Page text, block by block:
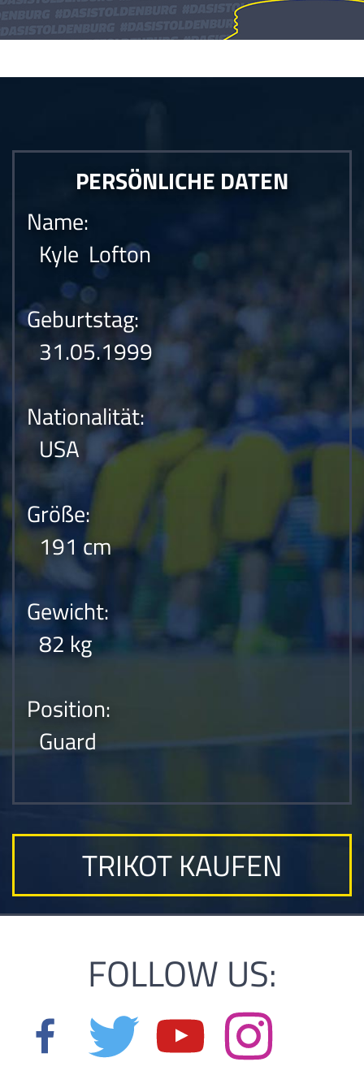
PERSÖNLICHE DATEN
Name:
Kyle Lofton
Geburtstag:
31.05.1999
Nationalität:
USA
Größe:
191 cm
Gewicht:
82 kg
Position:
Guard
TRIKOT KAUFEN
FOLLOW US: